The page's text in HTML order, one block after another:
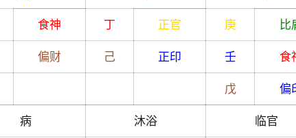
食神 丁 正官 庚 比
偏财 己 正印 壬 食
戊 偏
病 沐浴 临官